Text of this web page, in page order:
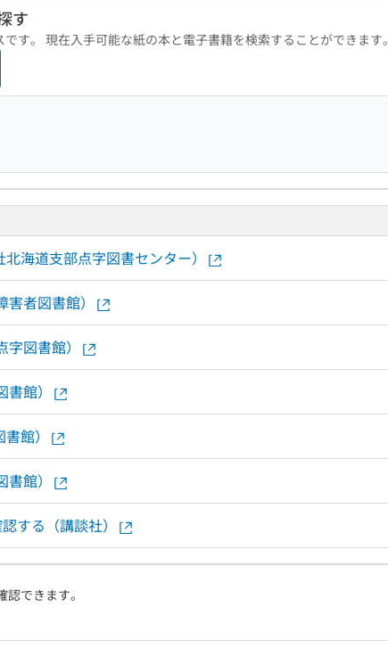
す
す。 現在入手可能な紙の本と電子書籍を検索することができます。
海道支部点字図書センター）
者図書館）
図書館）
館）
館）
館）
する（講談社）
できます。